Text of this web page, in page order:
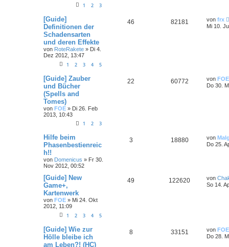
1 2 3
[Guide]
Definitionen der
Schadensarten
und deren Effekte
von RoteRakete » Di 4.
Dez 2012, 13:47
1 2 3 4 5
46 82181 von frx
Mi 10.
[Guide] Zauber
und Bücher
(Spells and
Tomes)
von FOE » Di 26. Feb
2013, 10:43
1 2 3
22 60772 von FOE
Do 30.
Hilfe beim
Phasenbestienreic
h!!
von Domenicus » Fr 30.
Nov 2012, 00:52
3 18880 von
Do 25.
[Guide] New
Game+,
Kartenwerk
von FOE » Mi 24. Okt
2012, 11:09
1 2 3 4 5
49 122620 von
So 14.
[Guide] Wie zur
Hölle bleibe ich
am Leben?! (HC)
8 33151 von FOE
Do 28.